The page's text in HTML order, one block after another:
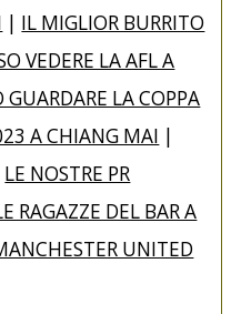
| IL MIGLIOR BURRITO
VEDERE LA AFL A
GUARDARE LA COPPA
A CHIANG MAI |
LE NOSTRE PR
RAGAZZE DEL BAR A
UNITED